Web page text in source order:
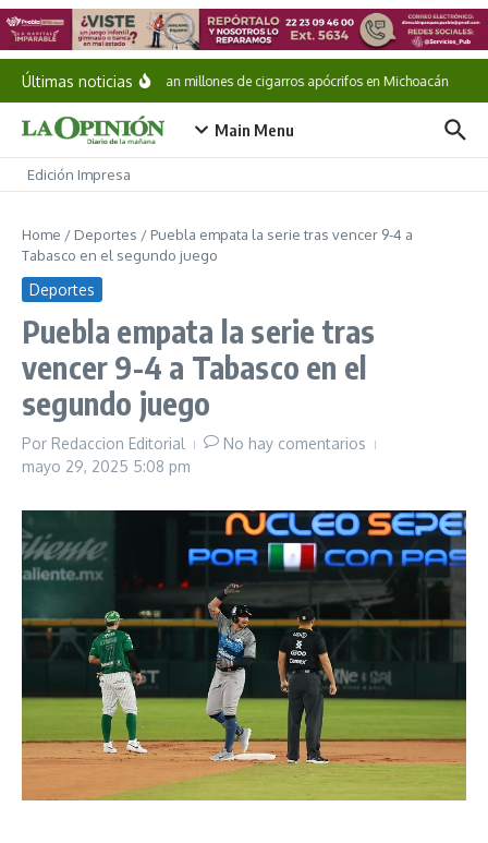
Saltar al contenido
Últimas noticiasAseguran millones de cigarros apócrifos en Michoacán
Main Menu
Edición Impresa
Home / Deportes / Puebla empata la serie tras vencer 9-4 a
Tabasco en el segundo juego
Deportes
Puebla empata la serie tras
vencer 9-4 a Tabasco en el
segundo juego
Por Redaccion Editorial
No hay comentarios
mayo 29, 2025 5:08 pm